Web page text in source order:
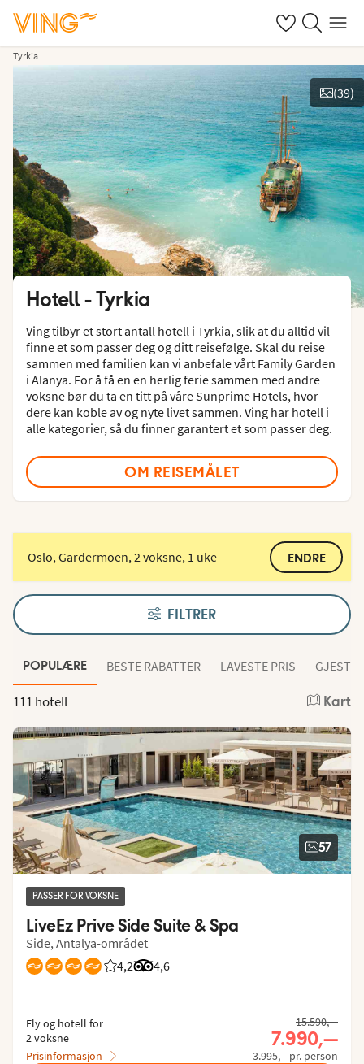
Se dine sparte
Søk påMeny
Tyrkia
Vis bilder
(39)
Hotell -Tyrkia
Ving tilbyr et stort antall hotell i Tyrkia, slik at du alltid vil
finne et som passer deg og ditt reisefølge. Skal du reise
sammen med familien kan vi anbefale vårt Family Garden
i Alanya. For å få en en herlig ferie sammen med andre
voksne bør du ta en titt på våre Sunprime Hotels, hvor
dere kan koble av og nyte livet sammen. Ving har hotell i
alle kategorier, så du finner garantert et som passer deg.
OM REISEMÅLET
Oslo, Gardermoen, 2 voksne, 1 uke ENDRE
FILTRER
POPULÆRE BESTE RABATTER LAVESTE PRIS
111 hotell Kart
57
PASSER FOR VOKSNE
LiveEz Prive Side Suite & Spa
Side, Antalya-området
4,2
Vurdering fra Vings gjester: 4.17/5
4,6
Vurdering fra Tripadvisor: 4.6 of 5
Fly og hotell for
2 voksne
Prisinformasjon
15.590,—
7.990,—
3.995,—pr. person